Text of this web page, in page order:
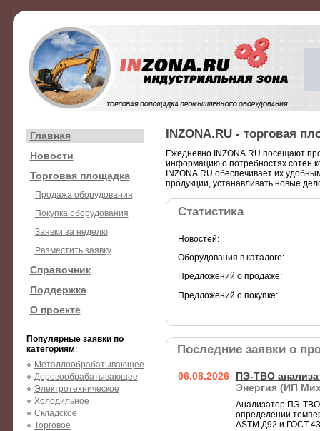
Главная
Новости
Торговая площадка
Продажа оборудования
Покупка оборудования
Заявки за неделю
Разместить заявку
Справочник
Поддержка
О проекте
Популярные заявки по
категориям:
Металлообрабатывающее
Деревообрабатывающее
Электротехническое
Холодильное
Складское
Торговое
INZONA.RU - торговая
Ежедневно INZONA.RU посещают
информацию о потребностях сотен
INZONA.RU обеспечивает их
продукции, устанавливать новые
Статистика
Новостей:
Оборудования в каталоге:
Предложений о продаже:
Предложений о покупке:
Последние заявки о
06.08.2026
ПЭ-ТВО
Энергия (ИП
Анализатор ПЭ-ТВО
определении
АSTM Д92 и ГОСТ